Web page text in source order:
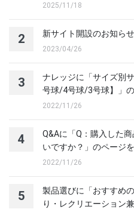
2025/11/18
2 新サイト開設のお知ら
2023/04/26
3
ナレッジに「サイズ別
号球/4号球/3号球】」
2022/11/26
4
Q&Aに「Q：購入した
いですか？」のページ
2022/11/26
5
製品選びに「おすすめ
り・レクリエーション